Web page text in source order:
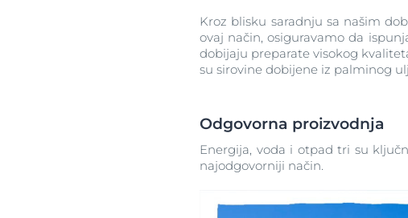
Kroz blisku saradnju sa našim
ovaj način, osiguravamo da
dobijaju preparate visokog
su sirovine dobijene iz palminog
Odgovorna proizvodnja
Energija, voda i otpad tri su
najodgovorniji način.